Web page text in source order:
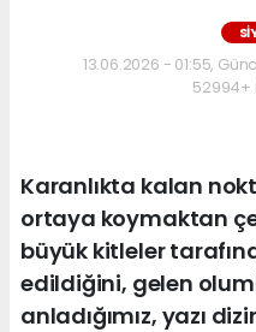
13.06.2026 - 01:55,
52994+
Karanlıkta kalan
ortaya koymaktan
büyük kitleler
edildiğini, gelen
anladığımız, yazı